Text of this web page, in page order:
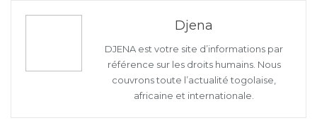
Djena
DJENA est votre site d’informations par
référence sur les droits humains. Nous
couvrons toute l’actualité togolaise,
africaine et internationale.